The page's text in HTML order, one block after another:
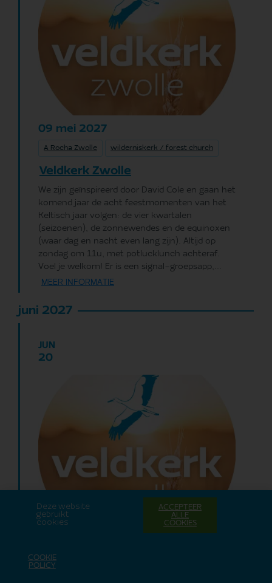
09 mei 2027
A Rocha Zwolle wilderniskerk / forest church
Veldkerk Zwolle
We zijn geïnspireerd door David Cole en gaan het
komend jaar de acht feestmomenten van het
Keltisch jaar volgen: de vier kwartalen
(seizoenen), de zonnewendes en de equinoxen
(waar dag en nacht even lang zijn). Altijd op
zondag om 11u, met potlucklunch achteraf.
Voel je welkom! Er is een signal-groepsapp,...
MEER INFORMATIE
juni 2027
JUN
20
A Rocha Zwolle
Deze website
gebruikt
cookies
ACCEPTEER
ALLE
COOKIES
COOKIE
POLICY